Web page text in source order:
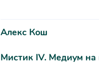
Алекс Кош
Мистик IV. Медиум на